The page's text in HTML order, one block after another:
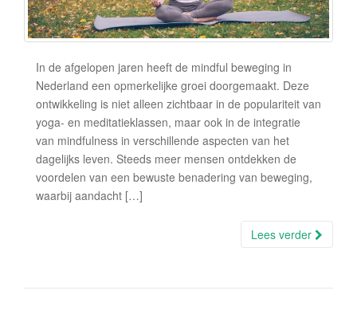
In de afgelopen jaren heeft de mindful beweging in
Nederland een opmerkelijke groei doorgemaakt. Deze
ontwikkeling is niet alleen zichtbaar in de populariteit van
yoga- en meditatieklassen, maar ook in de integratie
van mindfulness in verschillende aspecten van het
dagelijks leven. Steeds meer mensen ontdekken de
voordelen van een bewuste benadering van beweging,
waarbij aandacht […]
Lees verder